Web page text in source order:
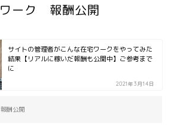
ーク 報酬公開
サイトの管理者がこんな在宅ワークをやってみた
結果【リアルに稼いだ報酬も公開中】ご参考まで
に
2021年3月14日
酬公開